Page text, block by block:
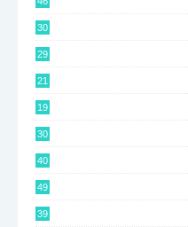
30
29
21
19
30
40
49
39